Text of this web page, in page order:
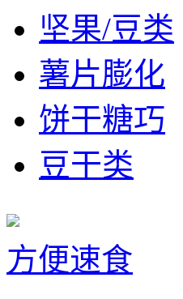
坚果/豆类
薯片膨化
饼干糖巧
豆干类
方便速食